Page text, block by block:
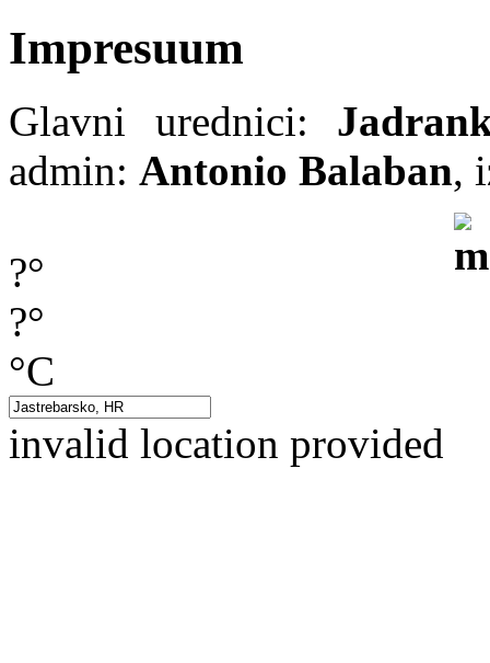
Impresuum
Glavni urednici:
admin: Antonio Balaban,
?°
?°
°C
invalid location provided